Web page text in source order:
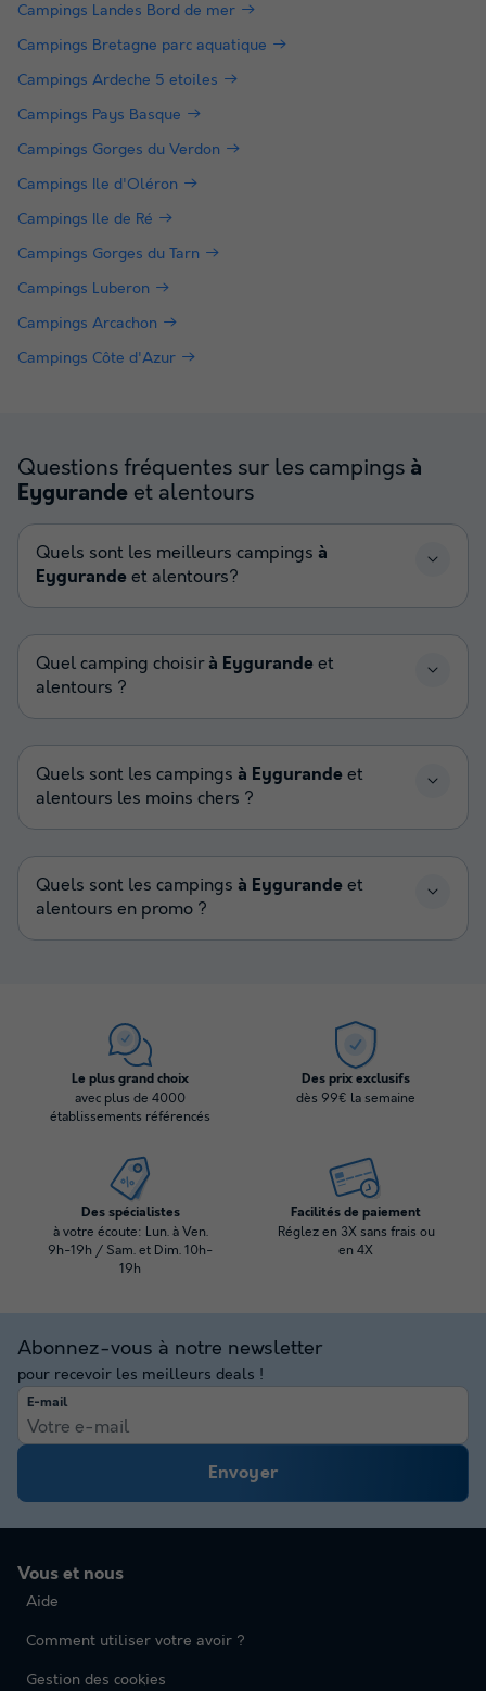
Campings Landes Bord de mer
Campings Bretagne parc aquatique
Campings Ardeche 5 etoiles
Campings Pays Basque
Campings Gorges du Verdon
Campings Ile d'Oléron
Campings Ile de Ré
Campings Gorges du Tarn
Campings Luberon
Campings Arcachon
Campings Côte d'Azur
Questions fréquentes sur les campings à
Eygurande et alentours
Quels sont les meilleurs campings à
Eygurande et alentours?
Quel camping choisirà Eygurande et
alentours ?
Quels sont les campings à Eygurande et
alentours les moins chers ?
Quels sont les campings à Eygurande et
alentours en promo ?
Le plus grand choix
avec plus de 4000
établissements référencés
Des prix exclusifs
dès 99€ la semaine
Des spécialistes
à votre écoute: Lun. à Ven.
9h-19h / Sam. et Dim. 10h-
19h
Facilités de paiement
Réglez en 3X sans frais ou
en 4X
Abonnez-vous à notre newsletter
pour recevoir les meilleurs deals !
E-mail
Envoyer
Vous et nous
Aide
Comment utiliser votre avoir ?
Gestion des cookies